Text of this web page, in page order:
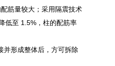
筋量较大；采用隔震技术
低至 1.5%，柱的配筋率
并形成整体后，方可拆除